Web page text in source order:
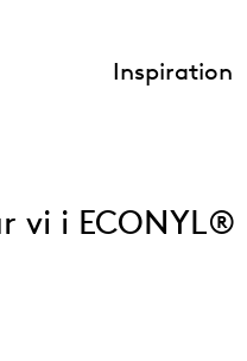
Inspiration
vi i ECONYL®